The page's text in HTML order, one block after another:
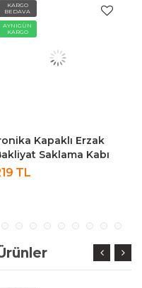
KARGO
BEDAVA
AYNIGÜN
KARGO
Kapaklı Erzak
Saklama Kabı
Saklama Kutusu
TL